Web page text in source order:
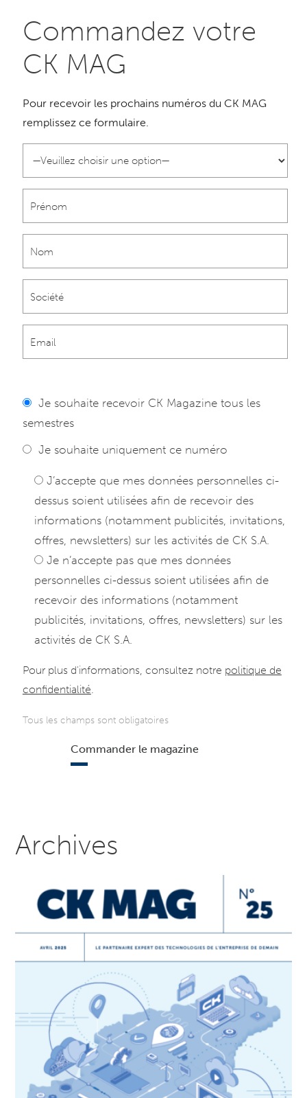
Commandez votre
CK MAG
Pour recevoir les prochains numéros du CK MAG
remplissez ce formulaire.
Je souhaite recevoir CK Magazine tous les
semestres
Je souhaite uniquement ce numéro
J’accepte que mes données personnelles ci-
dessus soient utilisées afin de recevoir des
informations (notamment publicités, invitations,
offres, newsletters) sur les activités de CK S.A.
Je n’accepte pas que mes données
personnelles ci-dessus soient utilisées afin de
recevoir des informations (notamment
publicités, invitations, offres, newsletters) sur les
activités de CK S.A.
Pour plus d'informations, consultez notre politique de
confidentialité.
Tous les champs sont obligatoires
Commander le magazine
Archives